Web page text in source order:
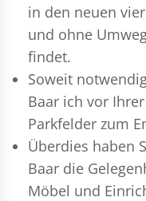
in den neuen
und ohne
findet.
Soweit
Baar ich vor
Parkfelder zum
Überdies haben
Baar die
Möbel und